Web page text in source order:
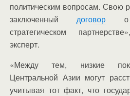
политическим вопросам. Свою
заключенныйдоговор о
стратегическом
эксперт.
«Между тем, низкие
Центральной Азии могут
учитывая тот факт, что